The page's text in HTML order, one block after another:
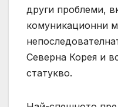
други проблеми,
комуникационни
Северна Корея и
статукво.